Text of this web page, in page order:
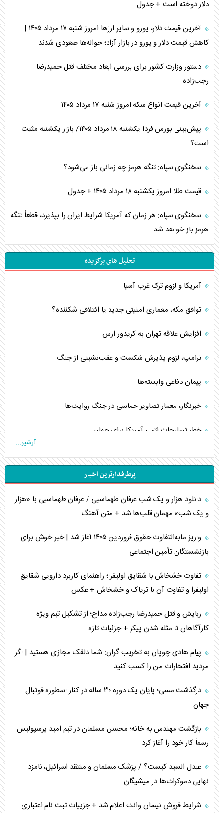
دلار دوخته است + جدول
آخرین قیمت دلار، یورو و سایر ارز‌ها امروز شنبه ۱۷ مرداد ۱۴۰۵ |
کاهش قیمت دلار و یورو در بازار آزاد؛ حواله‌ها صعودی شدند
دستور وزارت کشور برای بررسی ابعاد مختلف قتل حمیدرضا
رجب‌زاده
آخرین قیمت انواع سکه امروز شنبه ۱۷ مرداد ۱۴۰۵
پیش‌بینی بورس فردا یکشنبه ۱۸ مرداد ۱۴۰۵/ بازار یکشنبه مثبت
است؟
سخنگوی سپاه: تنگه هرمز چه زمانی باز می‌شود؟
قیمت طلا امروز یکشنبه ۱۸ مرداد ۱۴۰۵ + جدول
سخنگوی سپاه: هر زمان که آمریکا شرایط ایران را بپذیرد، قطعاً تنگه
هرمز باز خواهد شد
تحلیل های برگزیده
آمریکا و لزوم ترک غرب آسیا
توافق مکه، معماری امنیتی جدید یا ائتلافی شکننده؟
افزایش علاقه تهران به کریدور ارس
ترامپ، لزوم پذیرش شکست و عقب‌نشینی از جنگ
پیمان دفاعی‌ وابسته‌ها
خبرنگار، معمار تصاویر حماسی در جنگ روایت‌ها
خطر تسلیحات اتمی آمریکا برای جهان
چگونه عربستان برابر ایران دچار خطای محاسباتی شد؟
جاده ابریشم فضایی/ نفوذ راهبردی و فرازمینی چین
انصارالله و تثبیت معادله «محاصره برابر محاصره»
مصالحه نافرجام سعودی – اماراتی
محدودیت صادرات نفت عربستان
چگونه مقاومت صحنه جنگ را تغییر می‌دهد؟
جنگ رمضان و معضل حضور نظامیان آمریکایی
تحلیل جامع پدیده تراستی‌ها
تأثیر جنگ ایران و آمریکا بر اقتصاد جهانی
اربعین، کابوس مشترک تل‌آویو-واشنگتن
آرشیو...
پرطرفدارترین اخبار
دانلود هزار و یک شب عرفان طهماسبی / عرفان طهماسبی با «هزار
و یک شب» مهمان قلب‌ها شد + متن آهنگ
واریز مابه‌التفاوت حقوق فروردین ۱۴۰۵ آغاز شد | خبر خوش برای
بازنشستگان تأمین اجتماعی
تفاوت خشخاش با شقایق اولیفرا؛ راهنمای کاربرد دارویی شقایق
اولیفرا و تفاوت آن با تریاک و خشخاش + عکس
ربایش و قتل حمیدرضا رجب‌زاده مداح؛ از تشکیل تیم ویژه
کارآگاهان تا مثله شدن پیکر + جزئیات تازه
پیام هادی چوپان به تخریب گران: شما دلقک مجازی هستید | اگر
مردید افتخارات من را کسب کنید
درگذشت مسی؛ پایان یک دوره ۳۰ ساله در کنار اسطوره فوتبال
جهان
بازگشت مهندس به خانه؛ محسن مسلمان در تیم امید پرسپولیس
رسماً کار خود را آغاز کرد
عبدل السید کیست؟ / پزشک مسلمان و منتقد اسرائیل، نامزد
نهایی دموکرات‌ها در میشیگان
شرایط فروش نیسان وانت اعلام شد + جزییات ثبت نام اعتباری